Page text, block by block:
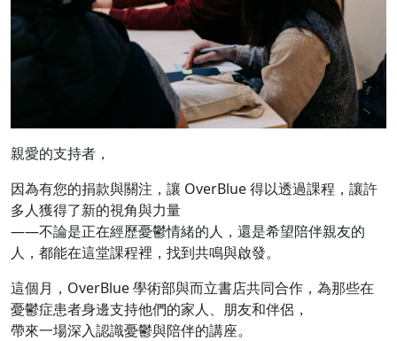
親愛的支持者，
因為有您的捐款與關注，讓 OverBlue 得以透過課程，讓許
多人獲得了新的視角與力量
——不論是正在經歷憂鬱情緒的人，還是希望陪伴親友的
人，都能在這堂課程裡，找到共鳴與啟發。
這個月，OverBlue 學術部與而立書店共同合作，為那些在
憂鬱症患者身邊支持他們的家人、朋友和伴侶，
帶來一場深入認識憂鬱與陪伴的講座。